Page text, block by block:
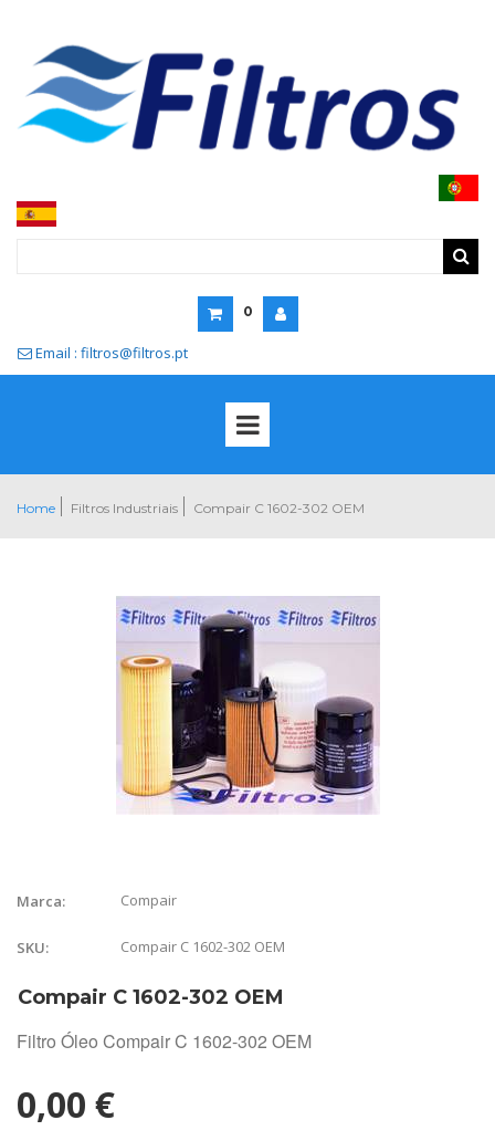
0
 Email : filtros@filtros.pt
Home Filtros Industriais Compair C 1602-302 OEM
Marca: Compair
SKU: Compair C 1602-302 OEM
Compair C 1602-302 OEM
Filtro Óleo Compair C 1602-302 OEM
0,00 €